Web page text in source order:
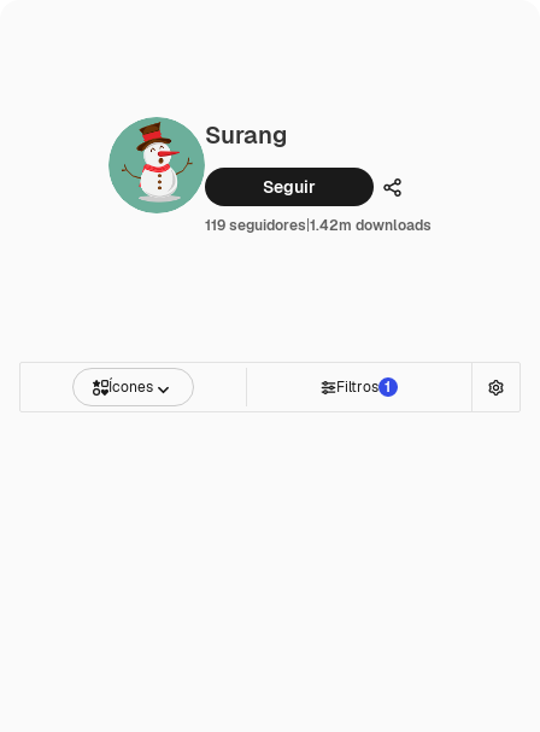
Surang
Seguir Compartilhar
119 seguidores|1.42m downloads
Ícones Filtros 1